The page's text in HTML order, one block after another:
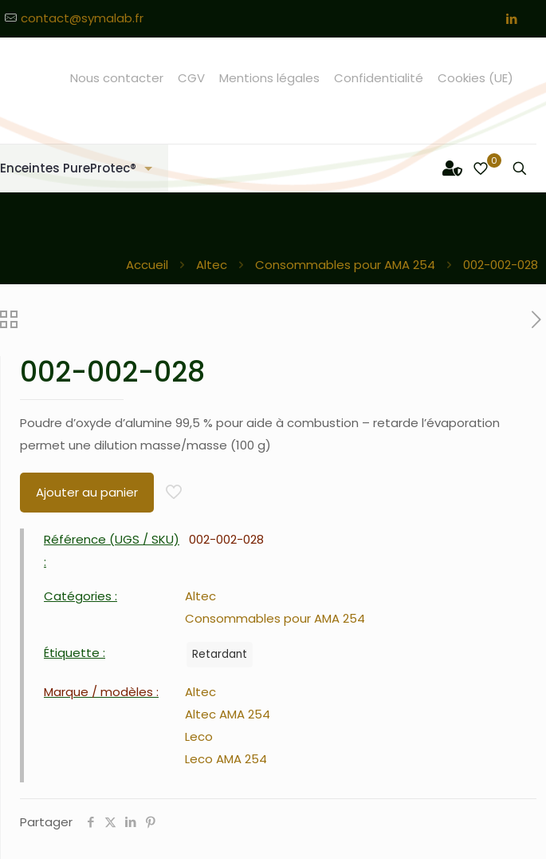
contact@symalab.fr
Enceintes PureProtec®
Nous contacter CGV Mentions légales Confidentialité Cookies (UE)
0
Accueil Altec Consommables pour AMA 254 002-002-028
002-002-028
Poudre d’oxyde d’alumine 99,5 % pour aide à combustion – retarde l’évaporation
permet une dilution masse/masse (100 g)
Ajouter au panier
Référence (UGS / SKU)
:
002-002-028
Catégories :
Altec
Consommables pour AMA 254
Étiquette : Retardant
Marque / modèles :
Altec
Altec AMA 254
Leco
Leco AMA 254
Partager